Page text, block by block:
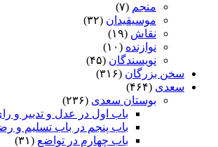
منجم (۷)
موسیقیدان (۳۲)
نقاش (۱۹)
نوازنده (۱۰)
نویسندگان (۴۵)
سخن بزرگان (۳۱۶)
سعدی (۴۶۴)
بوستان سعدی (۲۳۶)
باب اول در عدل و تدبیر و
باب پنجم در باب تسلیم و
باب چهارم در تواضع (۳۱)